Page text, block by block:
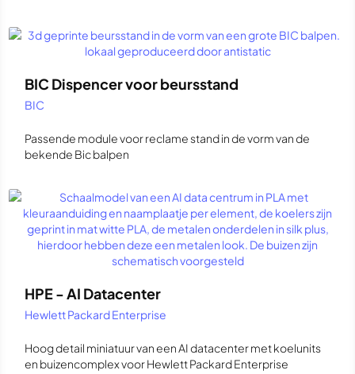
BIC Dispencer voor beursstand
BIC
Passende module voor reclame stand in de vorm van de
bekende Bic balpen
HPE - AI Datacenter
Hewlett Packard Enterprise
Hoog detail miniatuur van een AI datacenter met koelunits
en buizencomplex voor Hewlett Packard Enterprise